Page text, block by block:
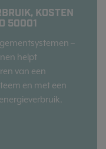
KOSTEN
50001
–
helpt
van een
en met een